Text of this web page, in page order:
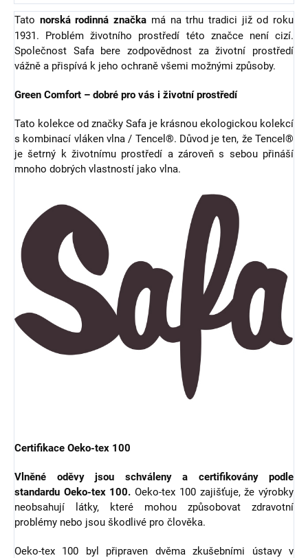
Tato norská rodinná značka má na trhu tradici již od roku
1931. Problém životního prostředí této značce není cizí.
Společnost Safa bere zodpovědnost za životní prostředí
vážně a přispívá k jeho ochraně všemi možnými způsoby.
Green Comfort – dobré pro vás i životní prostředí
Tato kolekce od značky Safa je krásnou ekologickou kolekcí
s kombinací vláken vlna / Tencel®. Důvod je ten, že Tencel®
je šetrný k životnímu prostředí a zároveň s sebou přináší
mnoho dobrých vlastností jako vlna.
Certifikace Oeko-tex 100
Vlněné oděvy jsou schváleny a certifikovány podle
standardu Oeko-tex 100. Oeko-tex 100 zajišťuje, že výrobky
neobsahují látky, které mohou způsobovat zdravotní
problémy nebo jsou škodlivé pro člověka.
Oeko-tex 100 byl připraven dvěma zkušebními ústavy v